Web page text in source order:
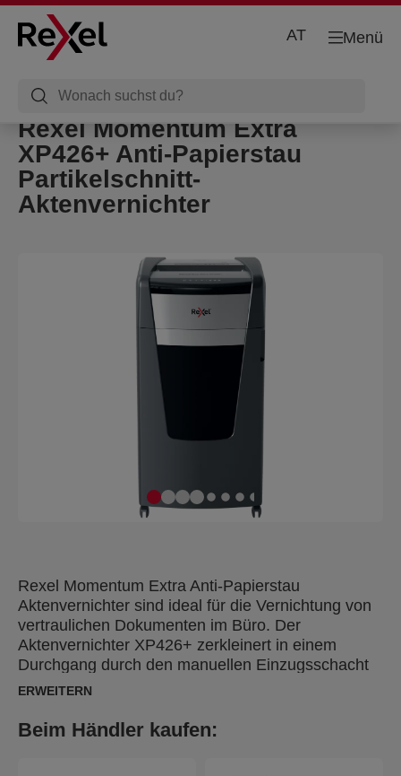
Menü
AT
Rexel Momentum Extra
XP426+ Anti-Papierstau
Partikelschnitt-
Aktenvernichter
Rexel Momentum Extra Anti-Papierstau
Aktenvernichter sind ideal für die Vernichtung von
vertraulichen Dokumenten im Büro. Der
Aktenvernichter XP426+ zerkleinert in einem
Durchgang durch den manuellen Einzugsschacht
bis zu 26 Blatt A4-Papier (80 g/m²) in P4-
Technologie misst die Anzahl der eingezogenen
ERWEITERN
Beim Händler kaufen: